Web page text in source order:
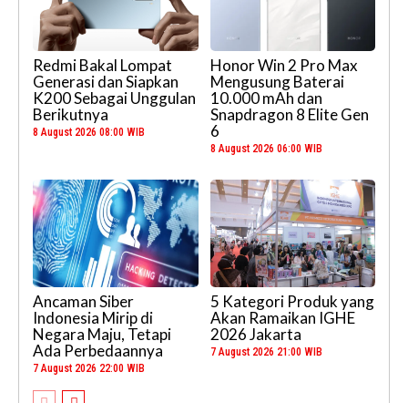
Redmi Bakal Lompat
Generasi dan Siapkan
K200 Sebagai Unggulan
Berikutnya
8 August 2026 08:00 WIB
Honor Win 2 Pro Max
Mengusung Baterai
10.000 mAh dan
Snapdragon 8 Elite Gen
6
8 August 2026 06:00 WIB
Ancaman Siber
Indonesia Mirip di
Negara Maju, Tetapi
Ada Perbedaannya
7 August 2026 22:00 WIB
5 Kategori Produk yang
Akan Ramaikan IGHE
2026 Jakarta
7 August 2026 21:00 WIB